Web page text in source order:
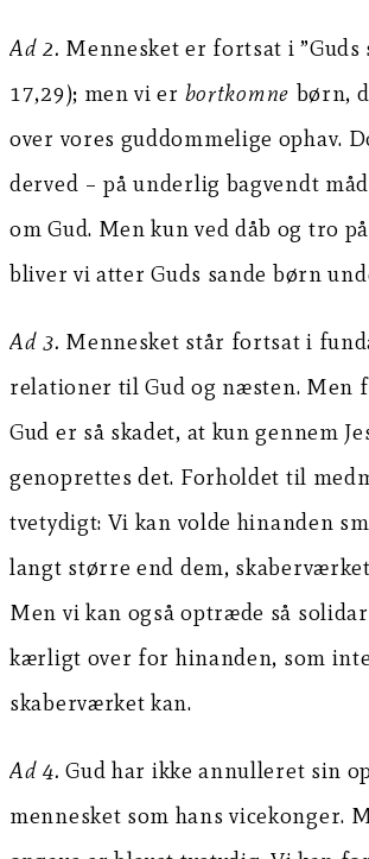
Ad 2. Mennesket er fortsat i ”Guds
17,29); men vi er bortkomne børn,
over vores guddommelige ophav.
derved – på underlig bagvendt
om Gud. Men kun ved dåb og tro
bliver vi atter Guds sande børn
Ad 3. Mennesket står fortsat i
relationer til Gud og næsten. Men
Gud er så skadet, at kun gennem
genoprettes det. Forholdet til
tvetydigt: Vi kan volde hinanden
langt større end dem,
Men vi kan også optræde så
kærligt over for hinanden, som
skaberværket kan.
Ad 4. Gud har ikke annulleret sin
mennesket som hans vicekonger.